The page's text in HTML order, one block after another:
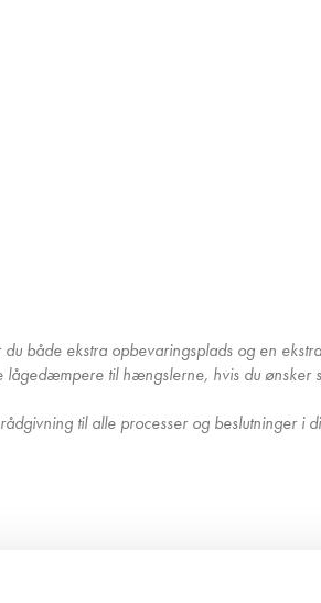
du både ekstra opbevaringsplads og en
til hængslerne, hvis du ønsker
til alle processer og beslutninger i